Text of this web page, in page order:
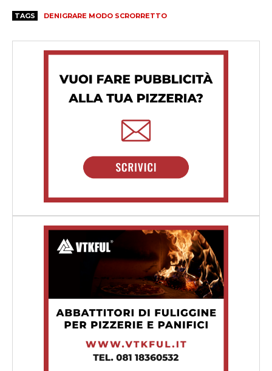
TAGS DENIGRARE MODO SCRORRETTO